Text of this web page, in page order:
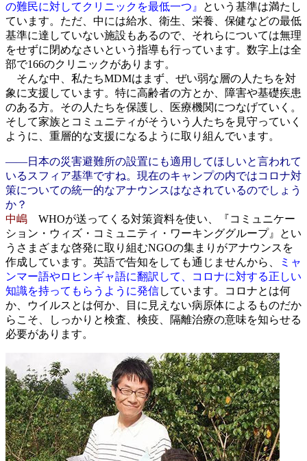
の難民に対してクリニックを最低一つ』
という基準は満たし
ています。ただ、中には給水、衛生、栄養、保健などの最低
基準に達していない施設もあるので、それらについては無理
をせずに閉めなさいという指導も行っています。数字上は全
部で166のクリニックがあります。
そんな中、私たちMDMはまず、ぜい弱な層の人たちを対
象に支援しています。特に高齢者の方とか、障害や基礎疾患
のある方。その人たちを保護し、医療機関につなげていく。
そして家族とコミュニティがそういう人たちを見守っていく
ように、重層的な支援になるように取り組んでいます。
――日本の災害避難所の設置にも適用してほしいと言われて
いるスフィア基準ですね。現在のキャンプの内ではコロナ対
策についての統一的なアナウンスはなされているのでしょう
か？
中嶋 WHOが送ってくる対策資料を使い、『コミュニケー
ション・ウィズ・コミュニティ・ワーキンググループ』とい
うさまざまな啓発に取り組むNGOの集まりがアナウンスを
作成しています。英語で告知をしても通じませんから、
ミャ
ンマー語やロヒンギャ語に翻訳して、コロナに対する正しい
知識を持ってもらうように発信しています。コロナとは何
か、ウイルスとは何か、目に見えない病原体によるものだか
らこそ、しっかりと検査、検疫、隔離治療の意味を知らせる
必要があります。